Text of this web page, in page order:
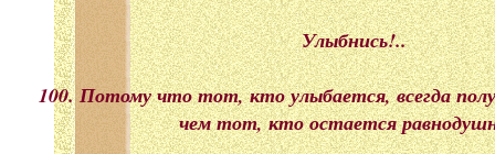
Улыбнись!..
100. Потому что тот, кто улыбается, всегда
чем тот, кто остается